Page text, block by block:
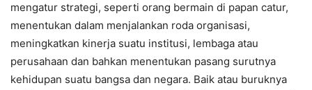
mengatur strategi, seperti orang bermain di papan catur,
menentukan dalam menjalankan roda organisasi,
meningkatkan kinerja suatu institusi, lembaga atau
perusahaan dan bahkan menentukan pasang surutnya
kehidupan suatu bangsa dan negara. Baik atau buruknya